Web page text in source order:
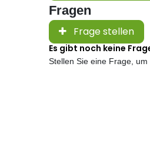
Fragen
Frage stellen
Es gibt noch keine
Stellen Sie eine Frage,